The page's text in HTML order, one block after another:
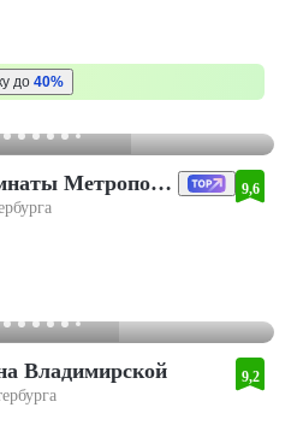
до 40%
Меблированные комнаты Метрополис 9,6
Владимирской 9,2